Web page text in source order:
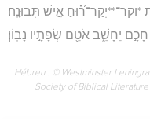
אִ֣ישׁ תְּבוּנָֽה׃
יֵחָשֵׁ֑ב אֹטֵ֖ם שְׂפָתָ֣יו נָבֽוֹן׃
Hébreu : © Westminster
Society of Biblical